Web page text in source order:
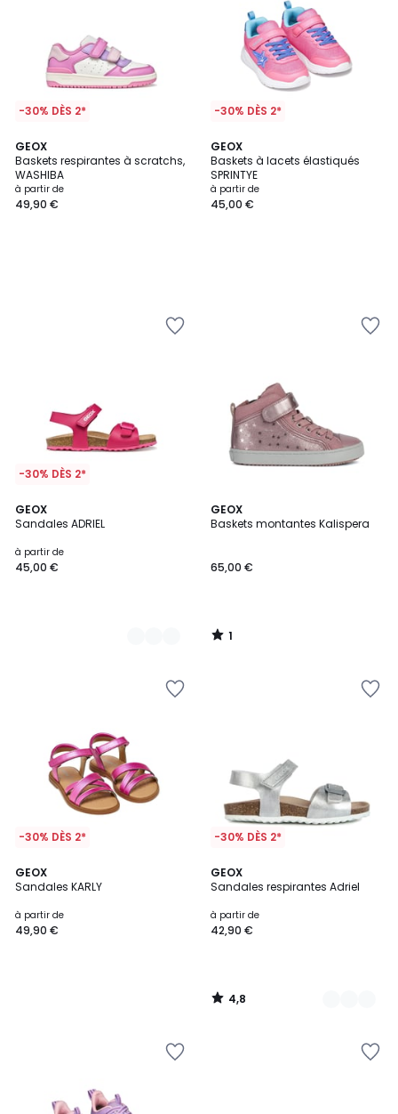
-30% DÈS 2*
GEOX
Baskets respirantes à scratchs,
WASHIBA
à partir de
49,90 €
-30% DÈS 2*
GEOX
Baskets à lacets élastiqués
SPRINTYE
à partir de
45,00 €
-30% DÈS 2*
GEOX
Sandales ADRIEL
à partir de
45,00 €
2
Couleurs
GEOX
Baskets montantes Kalispera
65,00 €
1
/
1
/
-30% DÈS 2*
GEOX
Sandales KARLY
à partir de
49,90 €
-30% DÈS 2*
GEOX
Sandales respirantes Adriel
à partir de
42,90 €
4,8
/ 5
2
Couleurs
4,8
/